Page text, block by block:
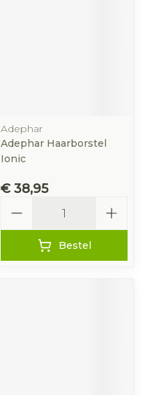
Adephar
Adephar Haarborstel
Ionic
€ 38,95
Bestel